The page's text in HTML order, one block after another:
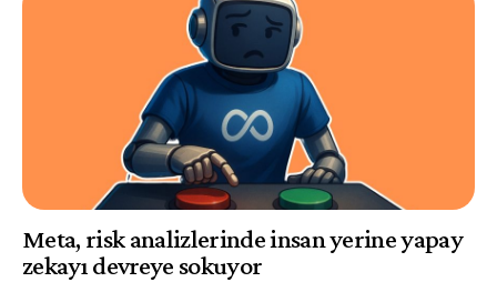
Meta, risk analizlerinde insan yerine yapay
zekayı devreye sokuyor